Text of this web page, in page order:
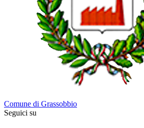
Comune di Grassobbio
Seguici su